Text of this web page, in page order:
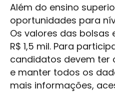
Além do ensino
oportunidades para
Os valores das bolsas
R$ 1,5 mil. Para
candidatos devem ter
e manter todos os
mais informações,